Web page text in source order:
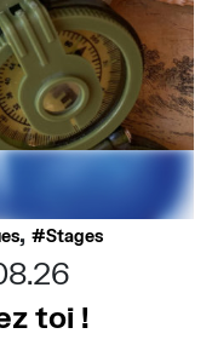
, Stages
toi !